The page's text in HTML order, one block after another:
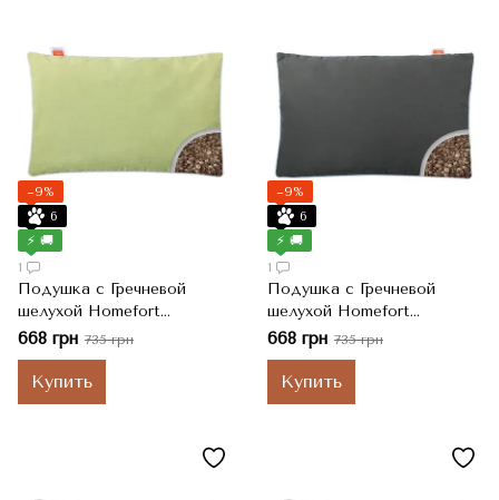
−9%
6
⚡ 🚚
1
Подушка с Гречневой
шелухой Homefort
"Целебная", Салатовый,
50x70 см
668 грн 735 грн
Купить
−9%
6
⚡ 🚚
1
Подушка с Гречневой
шелухой Homefort
"Целебная", Серый, 50x70
см
668 грн 735 грн
Купить